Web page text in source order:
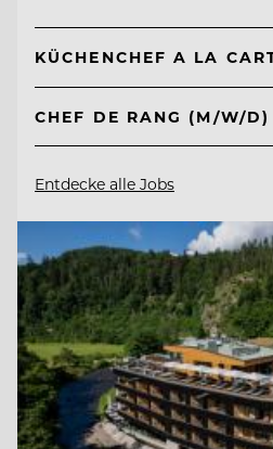
KÜCHENCHEF A LA
CHEF DE RANG (M/W/D)
Entdecke alle Jobs